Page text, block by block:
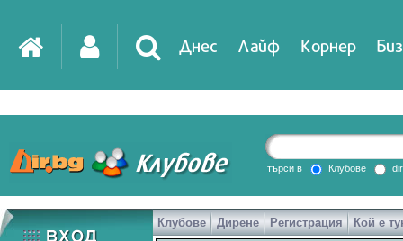
Днес Лайф Корнер
DirTV Impressio
Games
търси в Клубове
Клубове Дирене Регистрация Кой е